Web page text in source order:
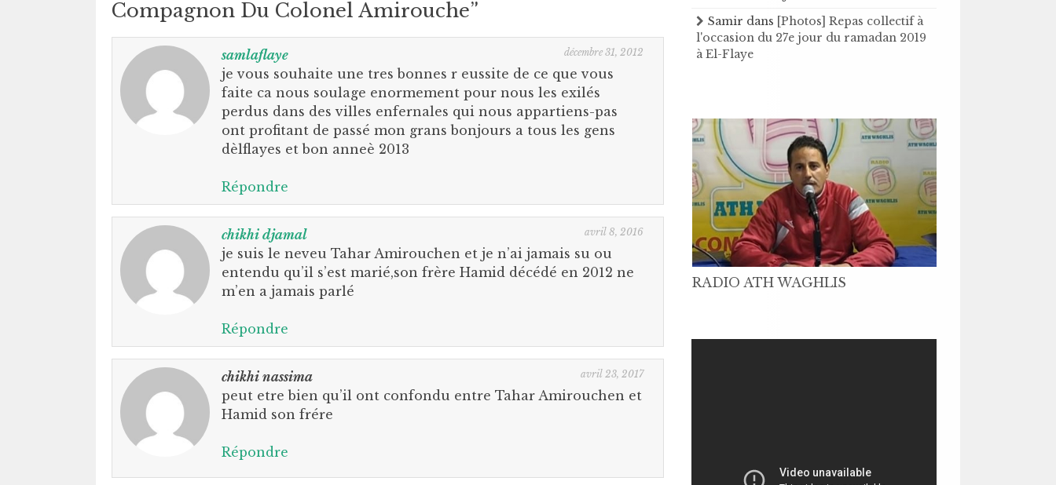
Compagnon Du Colonel Amirouche”
samlaflaye décembre 31, 2012
je vous souhaite une tres bonnes r eussite de ce que vous
faite ca nous soulage enormement pour nous les exilés
perdus dans des villes enfernales qui nous appartiens-pas
ont profitant de passé mon grans bonjours a tous les gens
dèlflayes et bon anneè 2013
Répondre
chikhi djamal avril 8, 2016
je suis le neveu Tahar Amirouchen et je n’ai jamais su ou
entendu qu’il s’est marié,son frère Hamid décédé en 2012 ne
m’en a jamais parlé
Répondre
chikhi nassima avril 23, 2017
peut etre bien qu’il ont confondu entre Tahar Amirouchen et
Hamid son frére
Répondre
Samir dans [Photos] Repas collectif à
l'occasion du 27e jour du ramadan 2019
à El-Flaye
RADIO ATH WAGHLIS